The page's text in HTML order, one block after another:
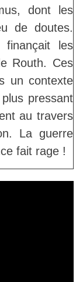
dont les
de doutes.
finançait les
Routh. Ces
un contexte
pressant
au travers
La guerre
fait rage !